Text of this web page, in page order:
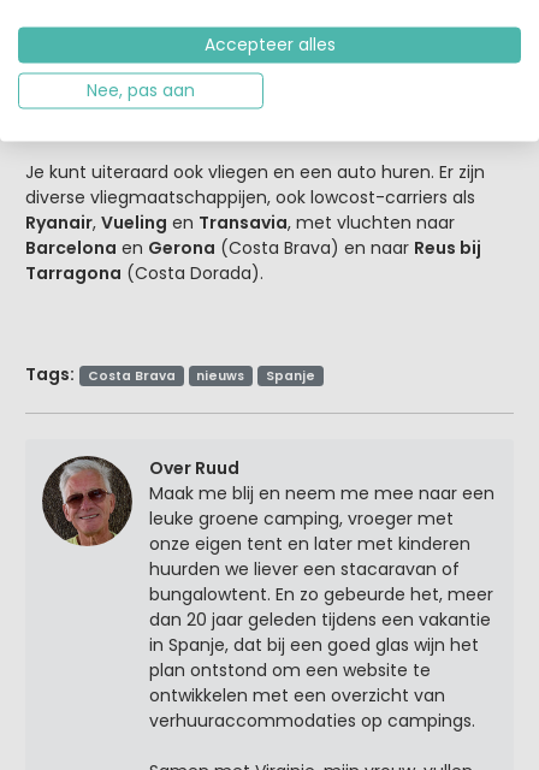
wat is er relaxter dan op tijd stoppen bij een hotelletje,
een hapje uit eten, een goede nachtrust en een
ontbijtbuffet voor je de tweede helft naar de camping
Je kunt uiteraard ook vliegen en een auto huren. Er zijn
diverse vliegmaatschappijen, ook lowcost-carriers als
Ryanair, Vueling en Transavia, met vluchten naar
Barcelona en Gerona (Costa Brava) en naar Reus bij
Tarragona (Costa Dorada).
Tags: Costa Brava nieuws Spanje
Over Ruud
Maak me blij en neem me mee naar een
leuke groene camping, vroeger met
onze eigen tent en later met kinderen
huurden we liever een stacaravan of
bungalowtent. En zo gebeurde het, meer
dan 20 jaar geleden tijdens een vakantie
in Spanje, dat bij een goed glas wijn het
plan ontstond om een website te
ontwikkelen met een overzicht van
verhuuraccommodaties op campings.
Accepteer alles
Nee, pas aan